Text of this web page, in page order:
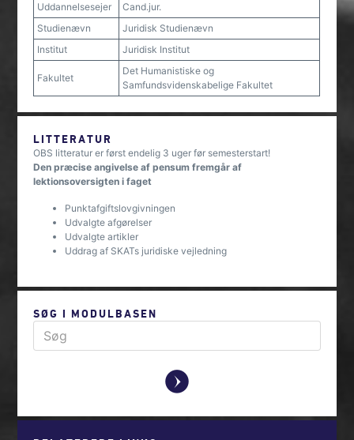
Uddannelsesejer
Cand.jur.
Studienævn
Juridisk Studienævn
Institut
Juridisk Institut
Fakultet
Det Humanistiske og
Samfundsvidenskabelige Fakultet
LITTERATUR
OBS litteratur er først endelig 3 uger før semesterstart!
Den præcise angivelse af pensum fremgår af
lektionsoversigten i faget
Punktafgiftslovgivningen
Udvalgte afgørelser
Udvalgte artikler
Uddrag af SKATs juridiske vejledning
SØG I MODULBASEN
y